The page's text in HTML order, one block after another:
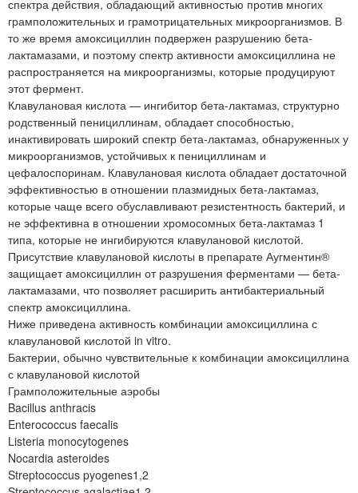
спектра действия, обладающий активностью против многих
грамположительных и грамотрицательных микроорганизмов. В
то же время амоксициллин подвержен разрушению бета-
лактамазами, и поэтому спектр активности амоксициллина не
распространяется на микроорганизмы, которые продуцируют
этот фермент.
Клавулановая кислота — ингибитор бета-лактамаз, структурно
родственный пенициллинам, обладает способностью,
инактивировать широкий спектр бета-лактамаз, обнаруженных у
микроорганизмов, устойчивых к пенициллинам и
цефалоспоринам. Клавулановая кислота обладает достаточной
эффективностью в отношении плазмидных бета-лактамаз,
которые чаще всего обуславливают резистентность бактерий, и
не эффективна в отношении хромосомных бета-лактамаз 1
типа, которые не ингибируются клавулановой кислотой.
Присутствие клавулановой кислоты в препарате Аугментин®
защищает амоксициллин от разрушения ферментами — бета-
лактамазами, что позволяет расширить антибактериальный
спектр амоксициллина.
Ниже приведена активность комбинации амоксициллина с
клавулановой кислотой in vitro.
Бактерии, обычно чувствительные к комбинации амоксициллина
с клавулановой кислотой
Грамположительные аэробы
Bacillus anthracis
Enterococcus faecalis
Listeria monocytogenes
Nocardia asteroides
Streptococcus pyogenes1,2